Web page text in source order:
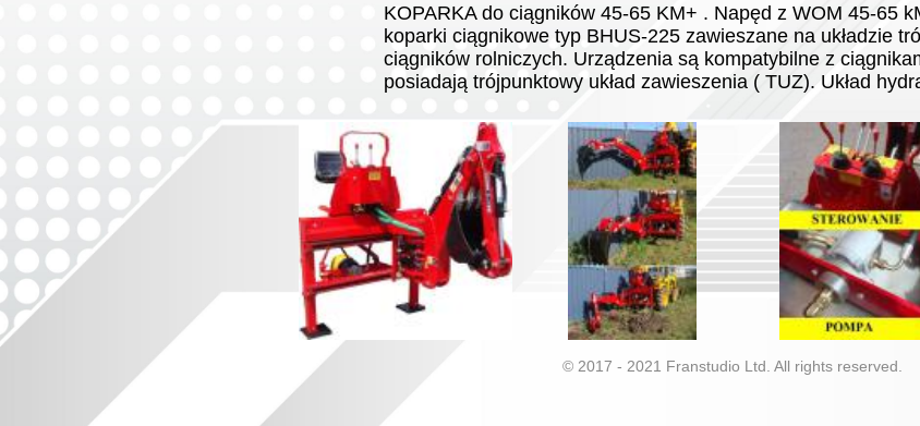
KOPARKA do ciągników 45-65 KM+ . Napęd z WOM 45-65
koparki ciągnikowe typ BHUS-225 zawieszane na układzie
ciągników rolniczych. Urządzenia są kompatybilne z
posiadają trójpunktowy układ zawieszenia ( TUZ). Układ
© 2017 - 2021 Franstudio Ltd. All rights reserved.